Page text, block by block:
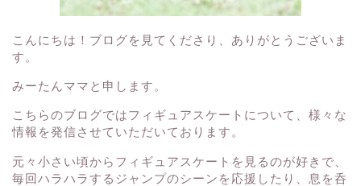
こんにちは！ブログを見てくださり、ありがとうございま
す。
みーたんママと申します。
こちらのブログではフィギュアスケートについて、様々な
情報を発信させていただいております。
元々小さい頃からフィギュアスケートを見るのが好きで、
毎回ハラハラするジャンプのシーンを応援したり、息を呑